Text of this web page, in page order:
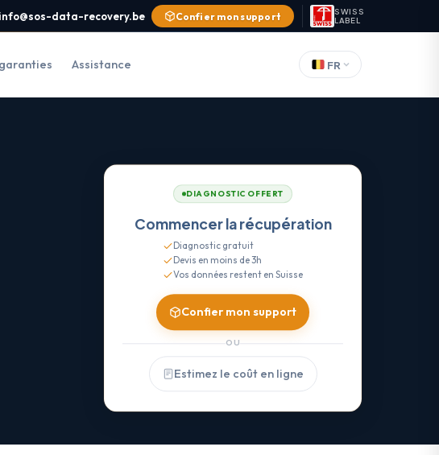
data-recovery.be Confier mon support
SWISS
LABEL
Assistance FR
DIAGNOSTIC OFFERT
Commencer la récupération
Diagnostic gratuit
Devis en moins de 3h
Vos données restent en Suisse
Confier mon support
OU
Estimez le coût en ligne